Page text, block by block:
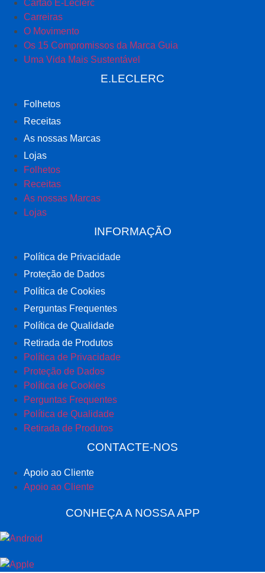
Cartão E-Leclerc
Carreiras
O Movimento
Os 15 Compromissos da Marca Guia
Uma Vida Mais Sustentável
E.LECLERC
Folhetos
Receitas
As nossas Marcas
Lojas
Folhetos
Receitas
As nossas Marcas
Lojas
INFORMAÇÃO
Política de Privacidade
Proteção de Dados
Política de Cookies
Perguntas Frequentes
Política de Qualidade
Retirada de Produtos
Política de Privacidade
Proteção de Dados
Política de Cookies
Perguntas Frequentes
Política de Qualidade
Retirada de Produtos
CONTACTE-NOS
Apoio ao Cliente
Apoio ao Cliente
CONHEÇA A NOSSA APP